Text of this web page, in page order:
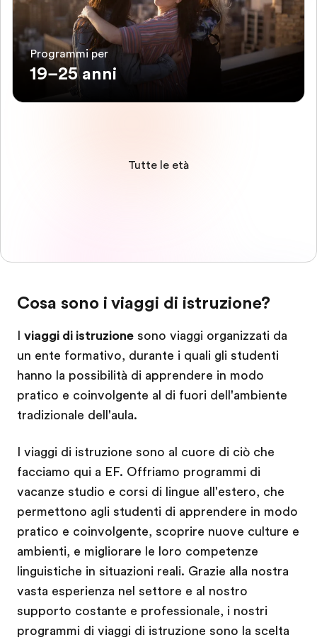
Programmi per
19–25 anni
Tutte le età
Cosa sono i viaggi di istruzione?
viaggi di istruzione sono viaggi organizzati da
un ente formativo, durante i quali gli studenti
hanno la possibilità di apprendere in modo
pratico e coinvolgente al di fuori dell'ambiente
tradizionale dell'aula.
I viaggi di istruzione sono al cuore di ciò che
facciamo qui a EF. Offriamo programmi di
vacanze studio e corsi di lingue all'estero, che
permettono agli studenti di apprendere in modo
pratico e coinvolgente, scoprire nuove culture e
ambienti, e migliorare le loro competenze
linguistiche in situazioni reali. Grazie alla nostra
vasta esperienza nel settore e al nostro
supporto costante e professionale, i nostri
programmi di viaggi di istruzione sono la scelta